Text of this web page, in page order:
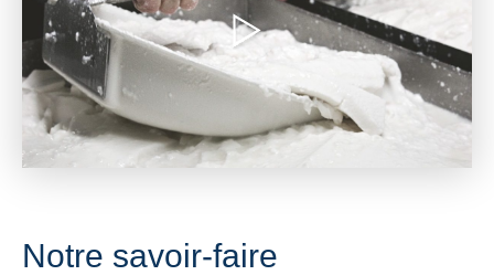
Notre savoir-faire